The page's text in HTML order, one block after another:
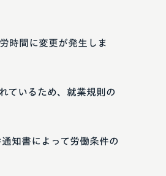
時間に変更が発生しま
ているため、就業規則の
知書によって労働条件の